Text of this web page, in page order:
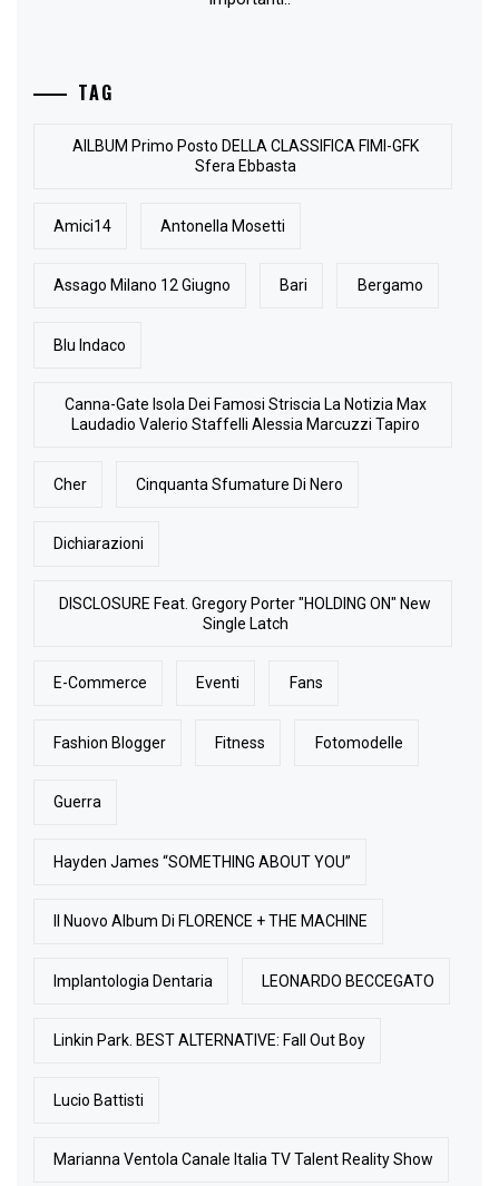
TAG
AlLBUM Primo Posto DELLA CLASSIFICA FIMI-GFK
Sfera Ebbasta
Amici14 Antonella Mosetti
Assago Milano 12 Giugno Bari Bergamo
Blu Indaco
Canna-Gate Isola Dei Famosi Striscia La Notizia Max
Laudadio Valerio Staffelli Alessia Marcuzzi Tapiro
Cher Cinquanta Sfumature Di Nero
Dichiarazioni
DISCLOSURE Feat. Gregory Porter "HOLDING ON" New
Single Latch
E-Commerce Eventi Fans
Fashion Blogger Fitness Fotomodelle
Guerra
Hayden James “SOMETHING ABOUT YOU”
Il Nuovo Album Di FLORENCE + THE MACHINE
Implantologia Dentaria LEONARDO BECCEGATO
Linkin Park. BEST ALTERNATIVE: Fall Out Boy
Lucio Battisti
Marianna Ventola Canale Italia TV Talent Reality Show